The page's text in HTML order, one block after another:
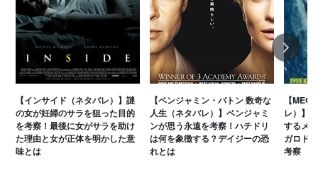
【インサイド（ネタバレ）】謎
の女が妊婦のサラを狙った目的
を考察！最後に女がサラを助け
た理由と女が正体を明かした意
味とは
【ベンジャミン・バトン 数奇な
人生（ネタバレ）】ベンジャミ
ンが思う永遠を考察！ハチドリ
は何を象徴する？デイジーの恐
れとは
【
レ）】
するメ
ガロド
考察
Next